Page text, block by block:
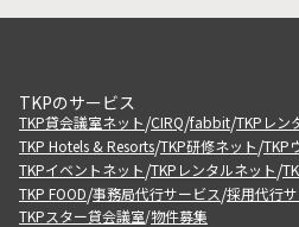
TKPのサービス
TKP貸会議室ネット/CIRQ/fabbit/TKPレン
TKP Hotels & Resorts/TKP研修ネット/TKP
TKPイベントネット/TKPレンタルネット/
TKP FOOD/事務局代行サービス/採用代行
TKPスター貸会議室/物件募集